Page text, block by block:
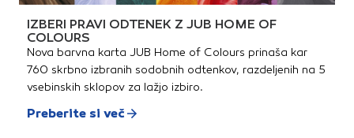
IZBERI PRAVI ODTENEK Z JUB HOME OF
COLOURS
Nova barvna karta JUB Home of Colours prinaša kar
760 skrbno izbranih sodobnih odtenkov, razdeljenih na 5
vsebinskih sklopov za lažjo izbiro.
Preberite si več